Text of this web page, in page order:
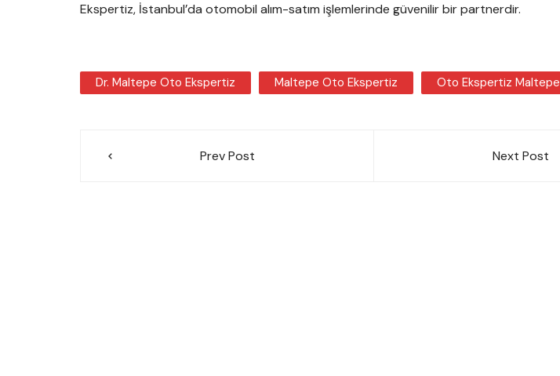
Ekspertiz, İstanbul’da otomobil alım-satım işlemlerinde güvenilir bir partnerdir.
Dr. Maltepe Oto Ekspertiz Maltepe Oto Ekspertiz Oto Ekspertiz Maltepe
Prev Post Next Post